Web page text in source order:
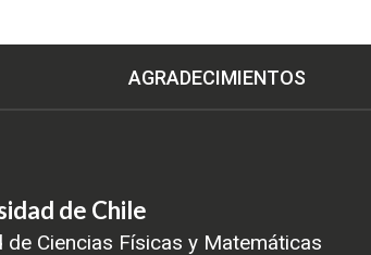
AGRADECIMIENTOS
de Chile
de Ciencias Físicas y Matemáticas